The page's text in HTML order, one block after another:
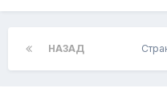
НАЗАД